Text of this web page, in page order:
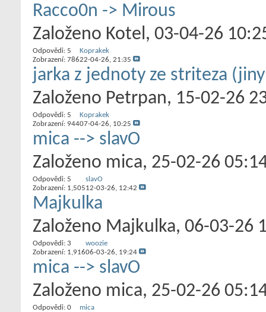
Racco0n -> Mirous
Založeno Kotel‎, 03-04-26
Odpovědi: 5
Zobrazení: 786
Koprakek
22-04-26, 21:35
jarka z jednoty ze striteza
Založeno Petrpan‎, 15-02-26
Odpovědi: 5
Zobrazení: 944
Koprakek
07-04-26, 10:25
mica --> slavO
Založeno mica‎, 25-02-26
Odpovědi: 5
Zobrazení: 1,505
slavO
12-03-26, 12:42
Majkulka
Založeno Majkulka‎, 06-03-26
Odpovědi: 3
Zobrazení: 1,916
woozie
06-03-26, 19:24
mica --> slavO
Založeno mica‎, 25-02-26
Odpovědi: 0
mica